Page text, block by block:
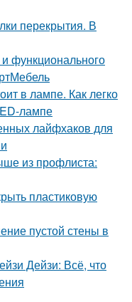
перекрытия. В
функционального
в лампе. Как легко
лампе
лайфхаков для
из профлиста:
пластиковую
пустой стены в
Дейзи: Всё, что